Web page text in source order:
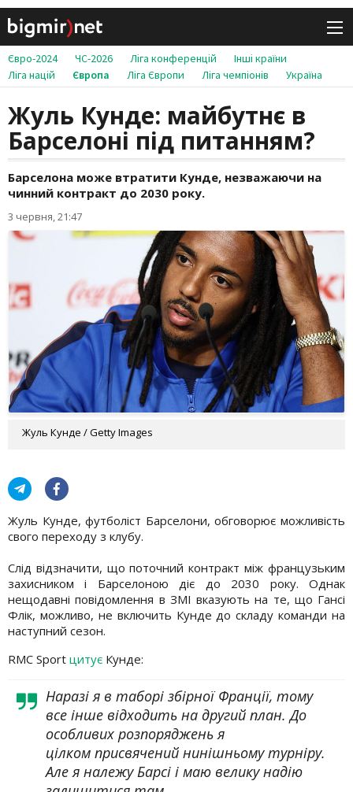
Євро-2024 ЧС-2026 Ліга конференцій
Інші країни
Ліга націй
Європа Ліга Європи Ліга чемпіонів Україна
Жуль Кунде: майбутнє в
Барселоні під питанням?
Барселона може втратити Кунде, незважаючи на
чинний контракт до 2030 року.
3 червня, 21:47
Жуль Кунде / Getty Images
Жуль Кунде, футболіст Барселони, обговорює можливість
свого переходу з клубу.
Слід відзначити, що поточний контракт між французьким
захисником і Барселоною діє до 2030 року. Однак
нещодавні повідомлення в ЗМІ вказують на те, що Гансі
Флік, можливо, не включить Кунде до складу команди на
наступний сезон.
RMC Sport цитує Кунде:
Наразі я в таборі збірної Франції, тому
все інше відходить на другий план. До
особливих розпоряджень я
цілком присвячений нинішньому турніру.
Але я належу Барсі і маю велику надію